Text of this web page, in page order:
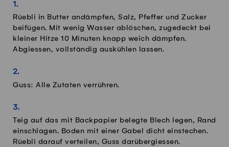
Rüebli in Butter andämpfen, Salz, Pfeffer und Zucker
beifügen. Mit wenig Wasser ablöschen, zugedeckt bei
kleiner Hitze 10 Minuten knapp weich dämpfen.
Abgiessen, vollständig auskühlen lassen.
Guss: Alle Zutaten verrühren.
Teig auf das mit Backpapier belegte Blech legen, Rand
einschlagen. Boden mit einer Gabel dicht einstechen.
Rüebli darauf verteilen, Guss darübergiessen.